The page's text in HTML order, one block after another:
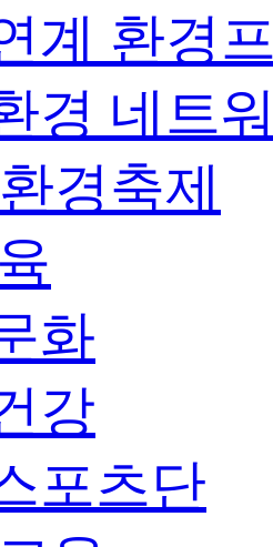
계 환경
경 네트
경축제
화
강
포츠단